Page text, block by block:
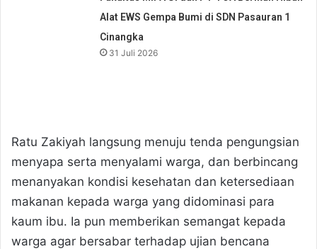
Alat EWS Gempa Bumi di SDN Pasauran 1
Cinangka
31 Juli 2026
Ratu Zakiyah langsung menuju tenda pengungsian
menyapa serta menyalami warga, dan berbincang
menanyakan kondisi kesehatan dan ketersediaan
makanan kepada warga yang didominasi para
kaum ibu. Ia pun memberikan semangat kepada
warga agar bersabar terhadap ujian bencana